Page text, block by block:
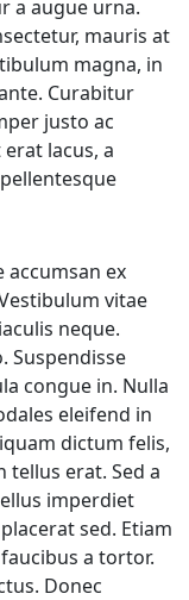
a augue urna.
mauris at
magna, in
Curabitur
justo ac
lacus, a
accumsan ex
vitae
neque.
Suspendisse
congue in. Nulla
eleifend in
dictum felis,
tellus erat. Sed a
imperdiet
sed. Etiam
a tortor.
Donec